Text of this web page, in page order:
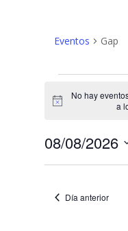
Eventos Gap
en
08/08/2026
Aviso
No hay
a
08/08/2026
Día anterior